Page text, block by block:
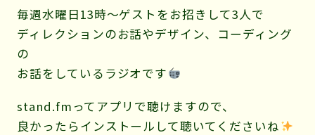
毎週水曜日13時〜ゲストをお招きして3人で
ディレクションのお話やデザイン、コーディング
の
お話をしているラジオです
stand.fmってアプリで聴けますので、
良かったらインストールして聴いてくださいね